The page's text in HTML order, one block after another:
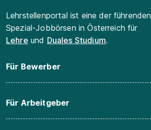
Lehrstellenportal ist eine der führenden
Spezial-Jobbörsen in Österreich für
Lehre und Duales Studium.
Für Bewerber
Für Arbeitgeber